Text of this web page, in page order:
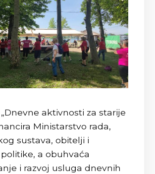
aktivnosti za starije
Ministarstvo rada,
sustava, obitelji i
a obuhvaća
i razvoj usluga dnevnih